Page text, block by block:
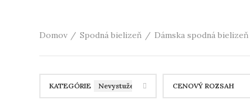
Domov Spodná bielizeň Dámska spodná bielizeň
KATEGÓRIE Nevystužené CENOVÝ ROZSAH